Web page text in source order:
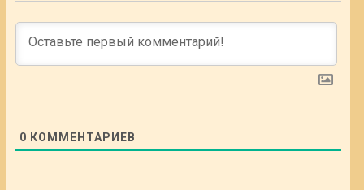
0 КОММЕНТАРИЕВ